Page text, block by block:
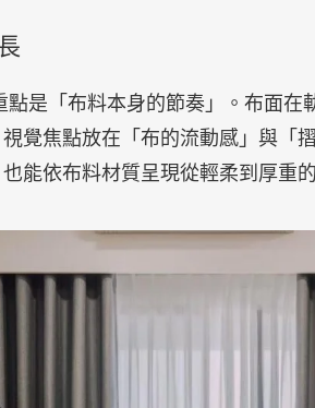
點是「布料本身的節奏」。布面在
覺焦點放在「布的流動感」與「
能依布料材質呈現從輕柔到厚重